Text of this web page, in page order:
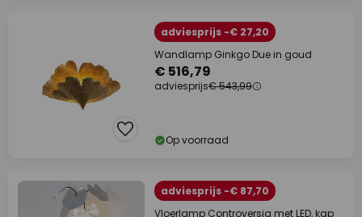
adviesprijs -€ 27,20
Wandlamp Ginkgo Due in goud
€ 516,79
adviesprijs€ 543,99
Op voorraad
adviesprijs -€ 87,70
Vloerlamp Controversia met LED, kap